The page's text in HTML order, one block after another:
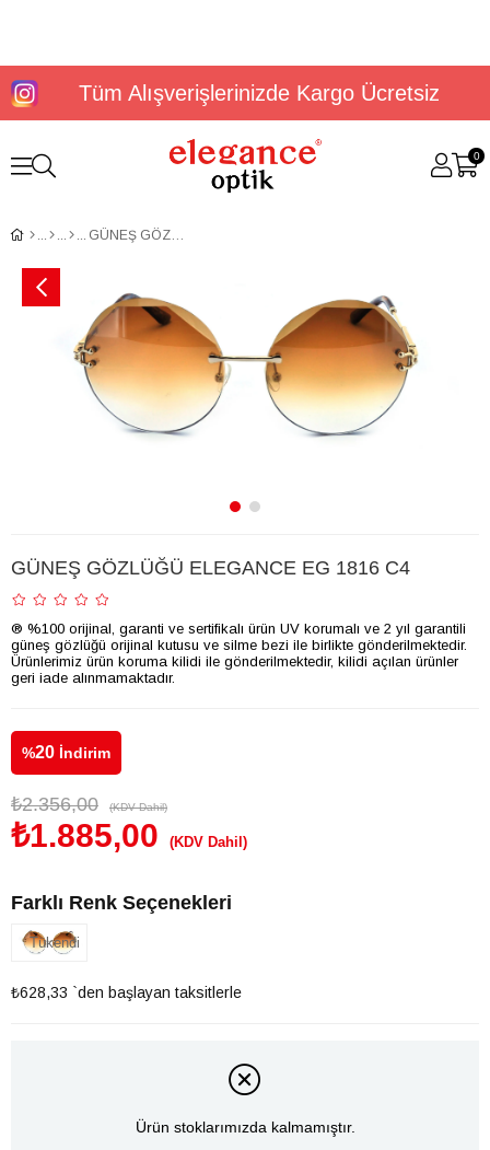
Tüm Alışverişlerinizde Kargo Ücretsiz
0
GÜNEŞ GÖZLÜĞÜ ELEGANCE EG 1816 C4
GÜNEŞ GÖZLÜĞÜ ELEGANCE EG 1816 C4
® %100 orijinal, garanti ve sertifikalı ürün UV korumalı ve 2 yıl garantili
güneş gözlüğü orijinal kutusu ve silme bezi ile birlikte gönderilmektedir.
Ürünlerimiz ürün koruma kilidi ile gönderilmektedir, kilidi açılan ürünler
geri iade alınmamaktadır.
%20 İndirim
₺2.356,00 (KDV Dahil)
₺1.885,00 (KDV Dahil)
Farklı Renk Seçenekleri
Tükendi
₺628,33 `den başlayan taksitlerle
Ürün stoklarımızda kalmamıştır.